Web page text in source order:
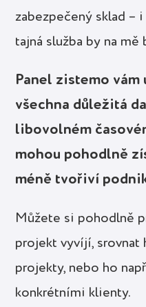
zabezpečený sklad –
tajná služba by na mě
Panel zistemo
všechna důležitá
libovolném
mohou pohodlně
méně tvořiví
Můžete si pohodlně
projekt vyvíjí, srovnat
projekty, nebo ho
konkrétními klienty.